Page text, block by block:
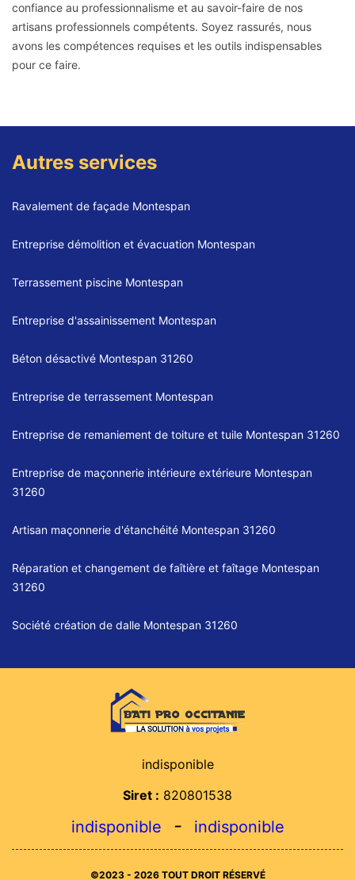
confiance au professionnalisme et au savoir-faire de nos
artisans professionnels compétents. Soyez rassurés, nous
avons les compétences requises et les outils indispensables
pour ce faire.
Autres services
Ravalement de façade Montespan
Entreprise démolition et évacuation Montespan
Terrassement piscine Montespan
Entreprise d'assainissement Montespan
Béton désactivé Montespan 31260
Entreprise de terrassement Montespan
Entreprise de remaniement de toiture et tuile Montespan 31260
Entreprise de maçonnerie intérieure extérieure Montespan
31260
Artisan maçonnerie d'étanchéité Montespan 31260
Réparation et changement de faîtière et faîtage Montespan
31260
Société création de dalle Montespan 31260
indisponible
Siret : 820801538
indisponible - indisponible
©2023 - 2026 TOUT DROIT RÉSERVÉ